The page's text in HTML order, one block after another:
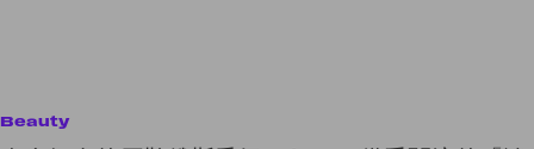
Beauty